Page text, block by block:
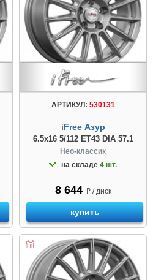
АРТИКУЛ: 530131
iFree Азур
6.5x16 5/112 ET43 DIA 57.1
Нео-классик
на складе 4 шт.
8 644 ₽ / диск
купить